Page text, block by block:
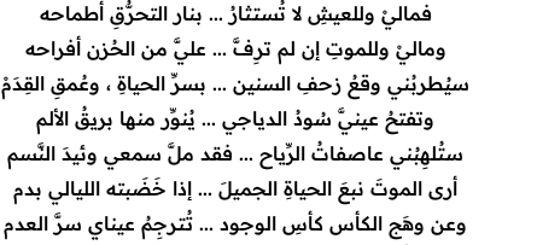
فماليْ وللعيشِ لا تُستثارُ ... بنار التحرُّقِ أطماحه
وماليْ وللموتِ إن لم ترِفَّ ... عليَّ من الحُزن أفراحه
سيُطربُني وقعُ زحفِ السنين ... بسرِّ الحياةِ ، وعُمقِ القِدَمْ
وتفتحُ عينيَّ سُودُ الدياجي ... يُنوِّر منها بريقُ الألم
ستُلهِبُني عاصفاتُ الرِّياح ... فقد ملَّ سمعي وئيدَ النَّسم
أرى الموتَ نبعَ الحياةِ الجميلَ ... إذا خَضَبته الليالي بدم
وعن وهَج الكأس كأسِ الوجود ... تُترجِمُ عيناي سرَّ العدم